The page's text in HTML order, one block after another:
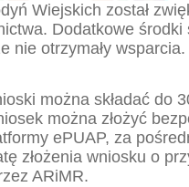
Wiejskich został
Dodatkowe środki
nie otrzymały wsparcia.
można składać do
można złożyć
ePUAP, za
złożenia wniosku o
ARiMR.